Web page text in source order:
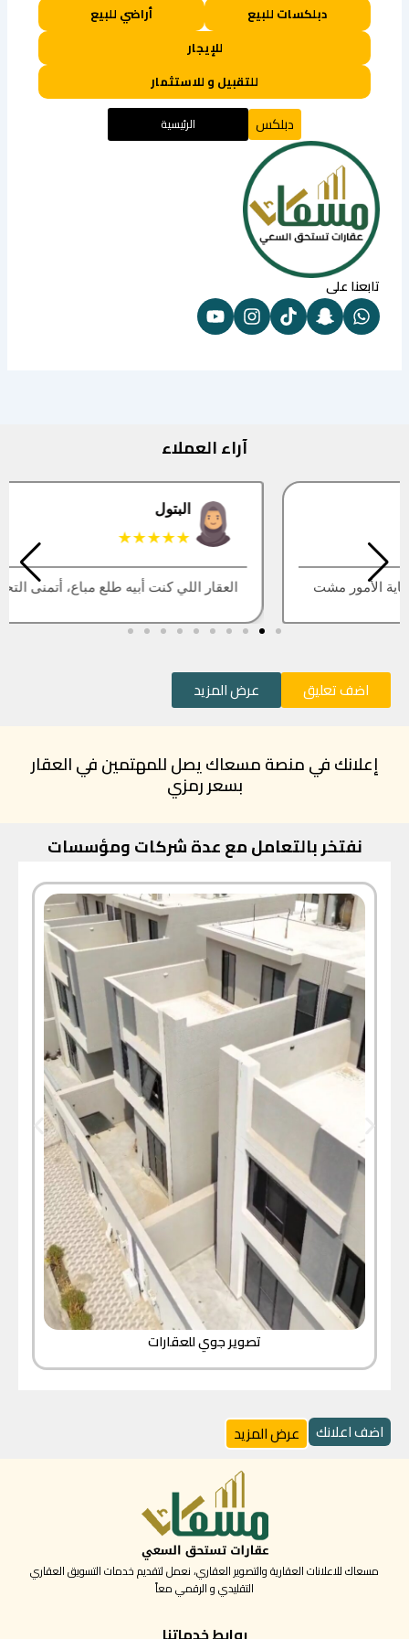
دبلكسات للبيع
أراضي للبيع
للإيجار
للتقبيل و للاستثمار
دبلكس الرئيسية
تابعنا على
آراء العملاء
العقار اللي كنت أبيه طلع مباع، أتمنى التحديث يكون أسرع
اضف تعليق عرض المزيد
إعلانك في منصة مسعاك يصل للمهتمين في العقار
بسعر رمزي
نفتخر بالتعامل مع عدة شركات ومؤسسات
تصوير جوي للعقارات
اضف اعلانك عرض المزيد
مسعاك للاعلانات العقارية والتصوير العقاري، نعمل لتقديم خدمات التسويق العقاري
التقليدي و الرقمي معاً